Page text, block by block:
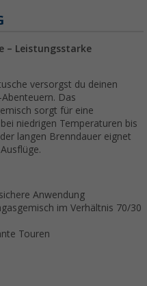
– Leistungsstarke
versorgst du deinen
Das
sorgt für eine
niedrigen Temperaturen bis
langen Brenndauer eignet
Anwendung
im Verhältnis 70/30
Touren